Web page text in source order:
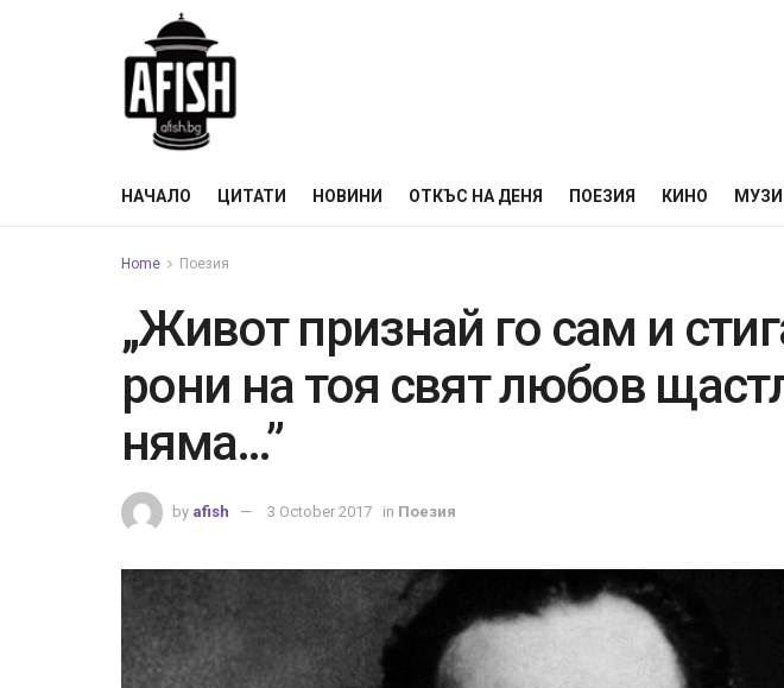
НАЧАЛО ЦИТАТИ НОВИНИ ОТКЪС НА ДЕНЯ ПОЕЗИЯ КИНО
Home Поезия
„Живот признай го сам и
рони на тоя свят любов
няма…”
by afish 3 October 2017 in Поезия